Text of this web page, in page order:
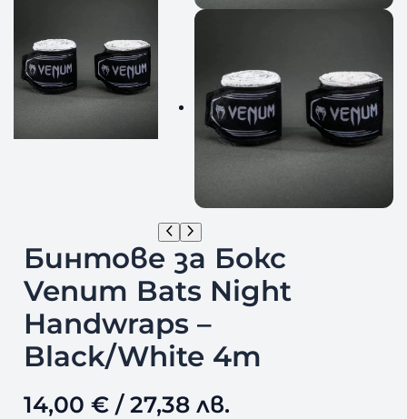
Бинтове за Бокс
Venum Bats Night
Handwraps –
Black/White 4m
14,00 €/ 27,38 лв.